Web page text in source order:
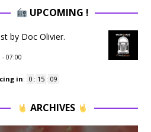
UPCOMING !
by Doc Olivier.
- 07:00
in: 0 : 15 : 08
ARCHIVES